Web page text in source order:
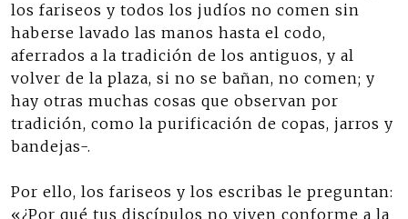
los fariseos y todos los judíos no comen sin
haberse lavado las manos hasta el codo,
aferrados a la tradición de los antiguos, y al
volver de la plaza, si no se bañan, no comen; y
hay otras muchas cosas que observan por
tradición, como la purificación de copas, jarros y
bandejas-.
Por ello, los fariseos y los escribas le preguntan:
«¿Por qué tus discípulos no viven conforme a la